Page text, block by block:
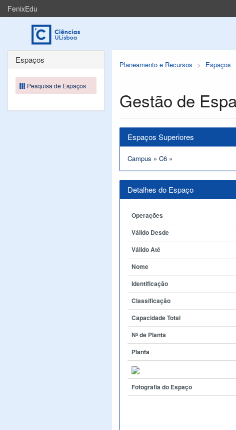
FenixEdu
Planeamento e Recursos Espaços
Gestão de
Espaços Superiores
Campus » C6 »
Detalhes do Espaço
Operações
Válido Desde
Válido Até
Nome
Identificação
Classificação
Capacidade Total
Nº de Planta
Planta
Fotografia do Espaço
Espaços
Pesquisa de Espaços